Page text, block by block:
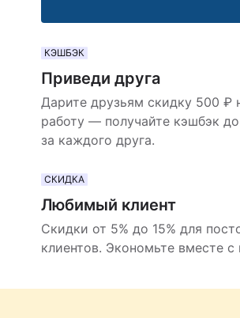
КЭШБЭК
Приведи друга
Дарите друзьям скидку 500 ₽
работу — получайте кэшбэк
за каждого друга.
СКИДКА
Любимый клиент
Скидки от 5% до 15% для
клиентов. Экономьте вместе с